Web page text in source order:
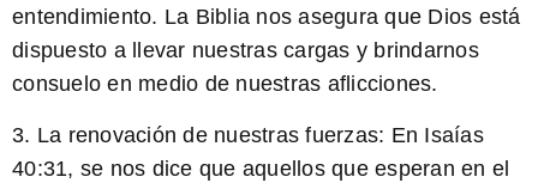
entendimiento. La Biblia nos asegura que Dios está
dispuesto a llevar nuestras cargas y brindarnos
consuelo en medio de nuestras aflicciones.
3. La renovación de nuestras fuerzas: En Isaías
40:31, se nos dice que aquellos que esperan en el